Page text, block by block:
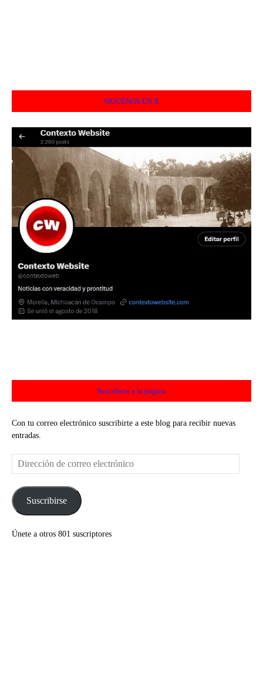
SIGUÉNOS EN X
Suscríbete a la página
Con tu correo electrónico suscribirte a este blog para recibir nuevas
entradas.
Dirección
de
electrónicoSuscribirse
Únete a otros 801 suscriptores